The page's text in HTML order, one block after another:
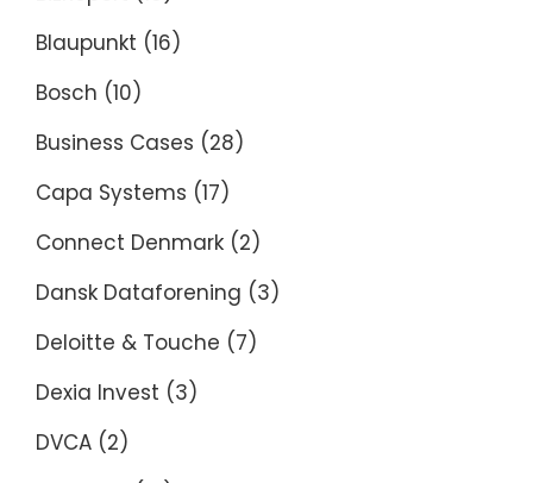
Blaupunkt (16)
Bosch (10)
Business Cases (28)
Capa Systems (17)
Connect Denmark (2)
Dansk Dataforening (3)
Deloitte & Touche (7)
Dexia Invest (3)
DVCA (2)